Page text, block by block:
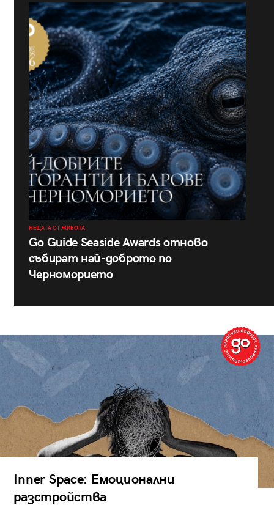
НЕЩАТА ОТ ЖИВОТА
Go Guide Seaside Awards отново
събират най-доброто по
Черноморието
Inner Space: Емоционални
разстройства